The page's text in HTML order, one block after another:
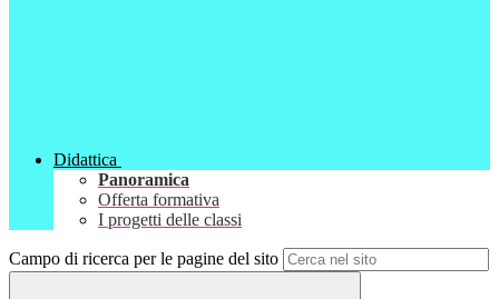
Didattica
Panoramica
Offerta formativa
I progetti delle classi
Campo di ricerca per le pagine del sito